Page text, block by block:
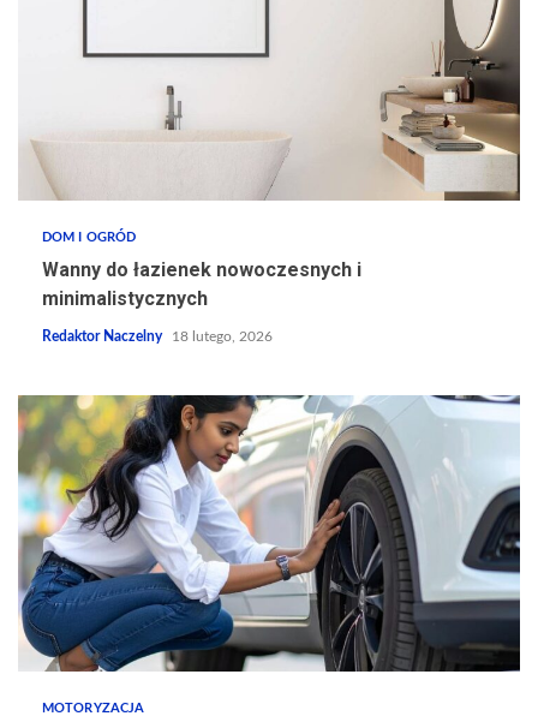
DOM I OGRÓD
Wanny do łazienek nowoczesnych i
minimalistycznych
Redaktor Naczelny 18 lutego, 2026
MOTORYZACJA